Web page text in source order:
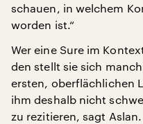
schauen, in welchem
worden ist.“
Wer eine Sure im
den stellt sie sich
ersten, oberflächlichen
ihm deshalb nicht
zu rezitieren, sagt Aslan.